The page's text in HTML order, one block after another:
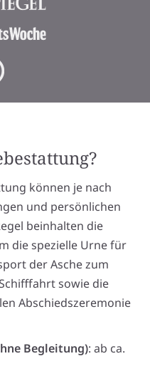
können je nach
und persönlichen
beinhalten die
die spezielle Urne für
der Asche zum
sowie die
Abschiedszeremonie
Begleitung): ab ca.